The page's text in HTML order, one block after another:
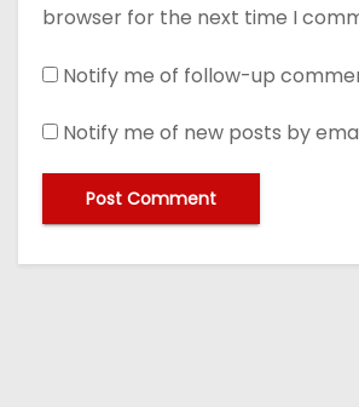
browser for the next time I
Notify me of follow-up
Notify me of new posts by